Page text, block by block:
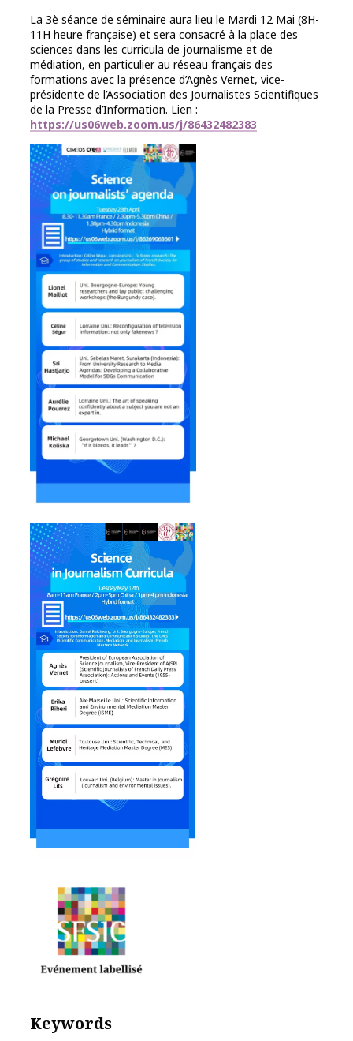
La 3è séance de séminaire aura lieu le Mardi 12 Mai (8H-
11H heure française) et sera consacré à la place des
sciences dans les curricula de journalisme et de
médiation, en particulier au réseau français des
formations avec la présence d’Agnès Vernet, vice-
présidente de l’Association des Journalistes Scientifiques
de la Presse d’Information. Lien :
https://us06web.zoom.us/j/86432482383
Keywords